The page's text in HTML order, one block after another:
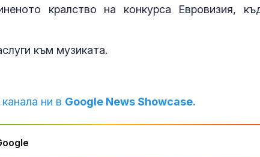
кралство на конкурса Евровизия,
към музиката.
ни в Google News Showcase.